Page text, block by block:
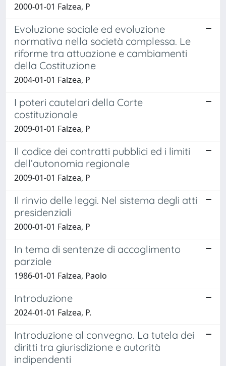
2000-01-01 Falzea, P
Evoluzione sociale ed evoluzione
normativa nella società complessa. Le
riforme tra attuazione e cambiamenti
della Costituzione
2004-01-01 Falzea, P
I poteri cautelari della Corte
costituzionale
2009-01-01 Falzea, P
Il codice dei contratti pubblici ed i limiti
dell’autonomia regionale
2009-01-01 Falzea, P
Il rinvio delle leggi. Nel sistema degli atti
presidenziali
2000-01-01 Falzea, P
In tema di sentenze di accoglimento
parziale
1986-01-01 Falzea, Paolo
Introduzione
2024-01-01 Falzea, P.
Introduzione al convegno. La tutela dei
diritti tra giurisdizione e autorità
indipendenti